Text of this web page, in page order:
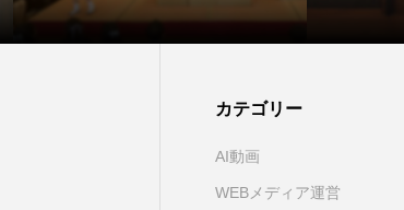
カテゴリー
AI動画
WEBメディア運営